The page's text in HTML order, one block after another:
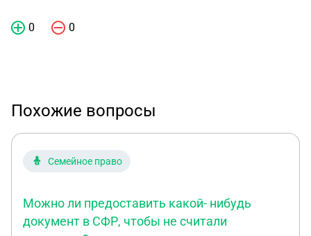
0 0
Похожие вопросы
Семейное право
Можно ли предоставить какой- нибудь
документ в СФР, чтобы не считали